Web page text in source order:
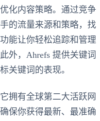
化内容策略。通过竞争
的流量来源和策略，找
能让你轻松追踪和管理
外，Ahrefs 提供关键词
关键词的表现。
拥有全球第二大活跃网
保你获得最新、最准确